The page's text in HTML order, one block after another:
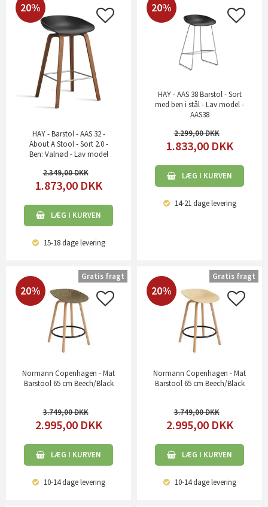
20%
HAY - Barstol - AAS 32 -
About A Stool - Sort 2.0 -
Ben: Valnød - Lav model
2.349,00
1.873,00 DKK
LÆG I KURVEN
15-18 dagelevering
20%
HAY - AAS 38 Barstol - Sort
med ben i stål - Lav model -
AAS38
2.299,00
1.833,00 DKK
LÆG I KURVEN
14-21 dagelevering
20%
Normann Copenhagen - Mat
Barstool 65 cm Beech/Black
3.749,00
2.995,00 DKK
LÆG I KURVEN
10-14 dagelevering
Gratis fragt
20%
Normann Copenhagen - Mat
Barstool 65 cm Beech/Black
3.749,00
2.995,00 DKK
LÆG I KURVEN
10-14 dagelevering
Gratis fragt